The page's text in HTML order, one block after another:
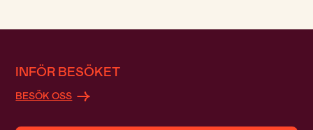
INFÖR BESÖKET
BESÖK OSS